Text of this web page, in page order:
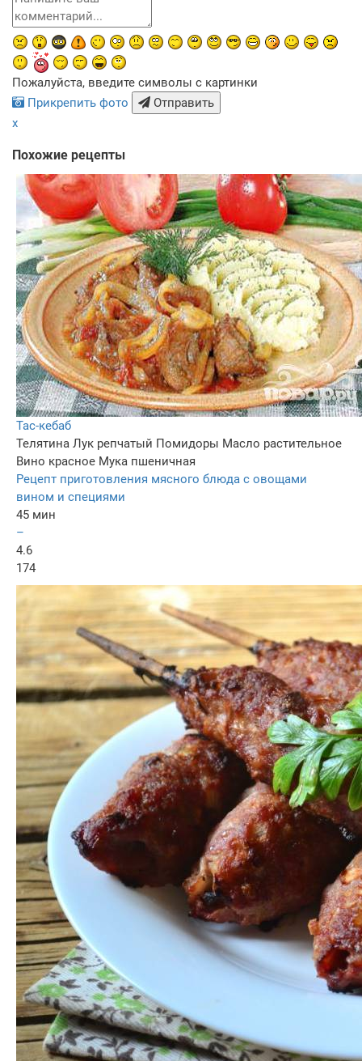
Пожалуйста, введите символы с картинки
Прикрепить фото
Отправить
x
Похожие рецепты
Тас-кебаб
Телятина Лук репчатый Помидоры Масло растительное
Вино красное Мука пшеничная
Рецепт приготовления мясного блюда с овощами
вином и специями
45 мин
–
4.6
174